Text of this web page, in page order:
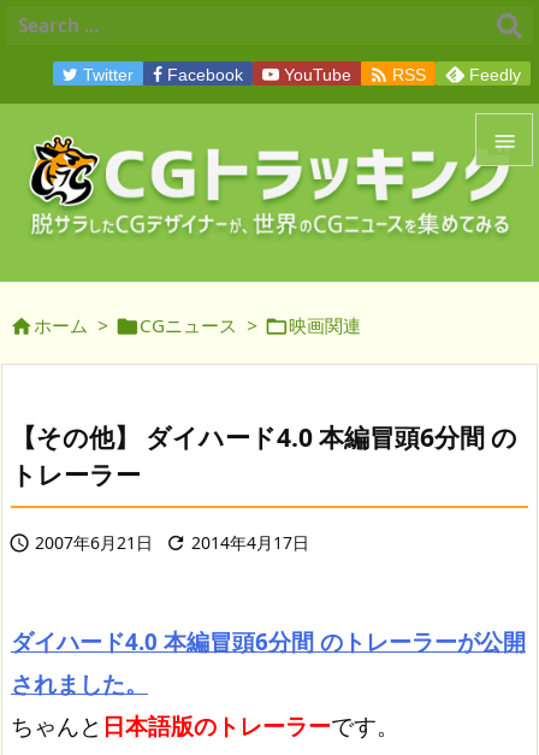


メニュ
前へ
次へ
Twitter Facebook YouTube  RSS Feedly
ホーム > CGニュース > 映画関連
【その他】 ダイハード4.0 本編冒頭6分間 の
トレーラー
 2007年6月21日  2014年4月17日
ダイハード4.0 本編冒頭6分間 のトレーラーが公開
されました。
ちゃんと 日本語版のトレーラーです。